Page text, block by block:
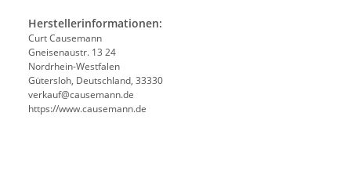
Herstellerinformationen:
Curt Causemann
Gneisenaustr. 13 24
Nordrhein-Westfalen
Gütersloh, Deutschland, 33330
verkauf@causemann.de
https://www.causemann.de